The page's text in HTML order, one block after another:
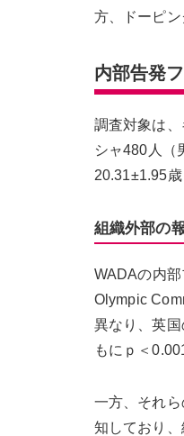
方、ドーピ
内部告発
調査対象は
シャ480人（
20.31±1.95歳
組織外部の
WADAの内
Olympic
異なり、英
もにｐ＜
一方、それ
知しており